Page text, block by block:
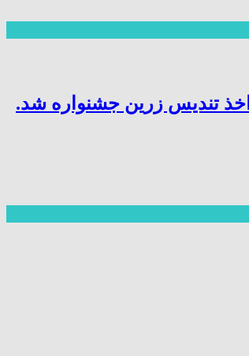
تندیس زرین جشنواره شد.